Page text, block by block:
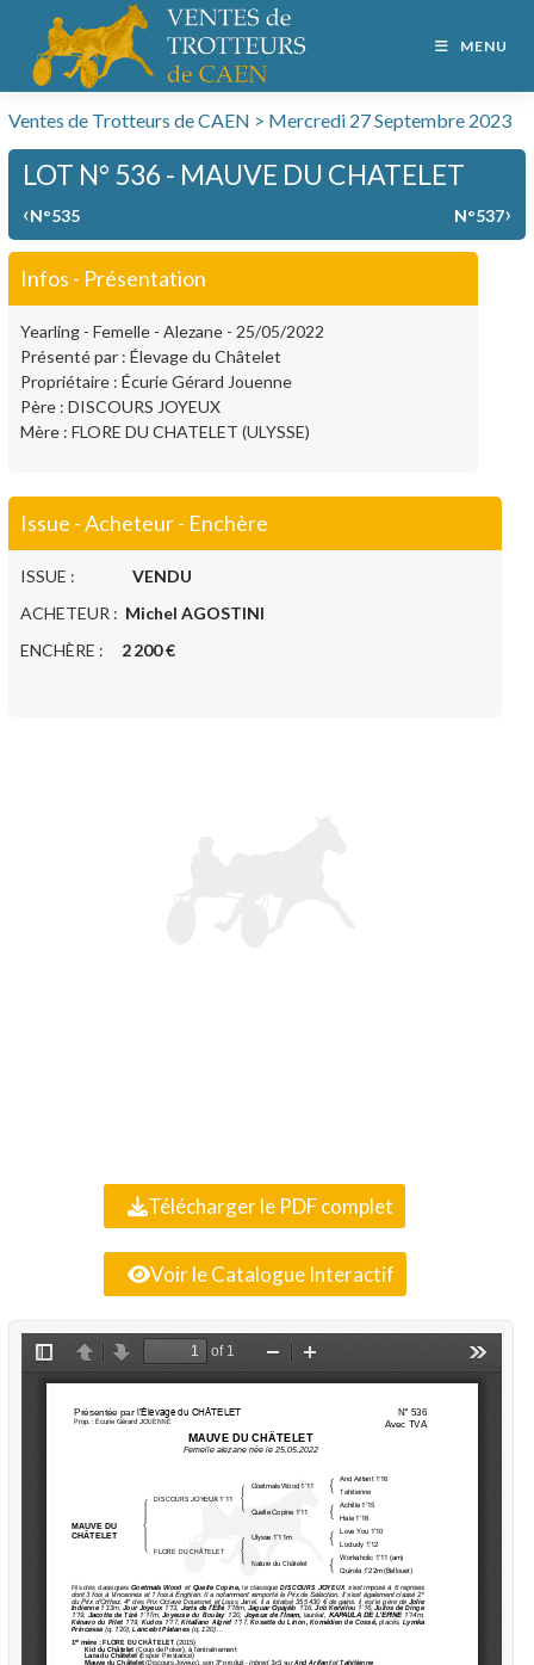
MENU
Ventes de Trotteurs de CAEN > Mercredi 27 Septembre 2023
LOT N° 536 - MAUVE DU CHATELET
‹N°535 N°537›
Infos - Présentation
Yearling - Femelle - Alezane - 25/05/2022
Présenté par : Élevage du Châtelet
Propriétaire : Écurie Gérard Jouenne
Père : DISCOURS JOYEUX
Mère : FLORE DU CHATELET (ULYSSE)
Issue - Acheteur - Enchère
ISSUE : VENDU
ACHETEUR : Michel AGOSTINI
ENCHÈRE : 2 200 €
Télécharger le PDF complet
Voir le Catalogue Interactif